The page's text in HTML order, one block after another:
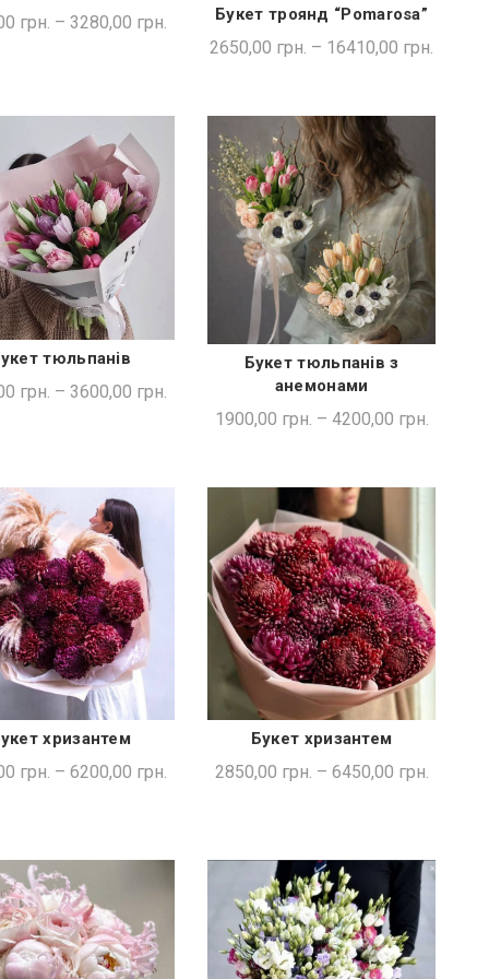
грн. –3280,00 грн. ШВИДКА ПОКУПКА
Букет троянд “Pomarosa”
2650,00 грн. – 16410,00 грн.
ШВИДКА ПОКУПКА
тюльпанів
грн. –3600,00 грн.
ШВИДКА ПОКУПКА
Букет тюльпанів з
анемонами
1900,00 грн. – 4200,00 грн.
ШВИДКА ПОКУПКА
хризантем
грн. –6200,00 грн.
ШВИДКА ПОКУПКА
Букет хризантем
2850,00 грн. – 6450,00 грн.